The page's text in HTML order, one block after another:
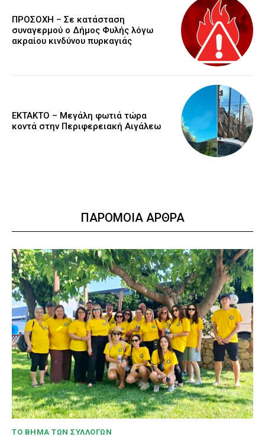
ΠΡΟΣΟΧΗ – Σε κατάσταση
συναγερμού ο Δήμος Φυλής λόγω
ακραίου κινδύνου πυρκαγιάς
ΕΚΤΑΚΤΟ – Μεγάλη φωτιά τώρα
κοντά στην Περιφερειακή Αιγάλεω
ΠΑΡΟΜΟΙΑ ΑΡΘΡΑ
ΤΟ ΒΗΜΑ ΤΩΝ ΣΥΛΛΟΓΩΝ